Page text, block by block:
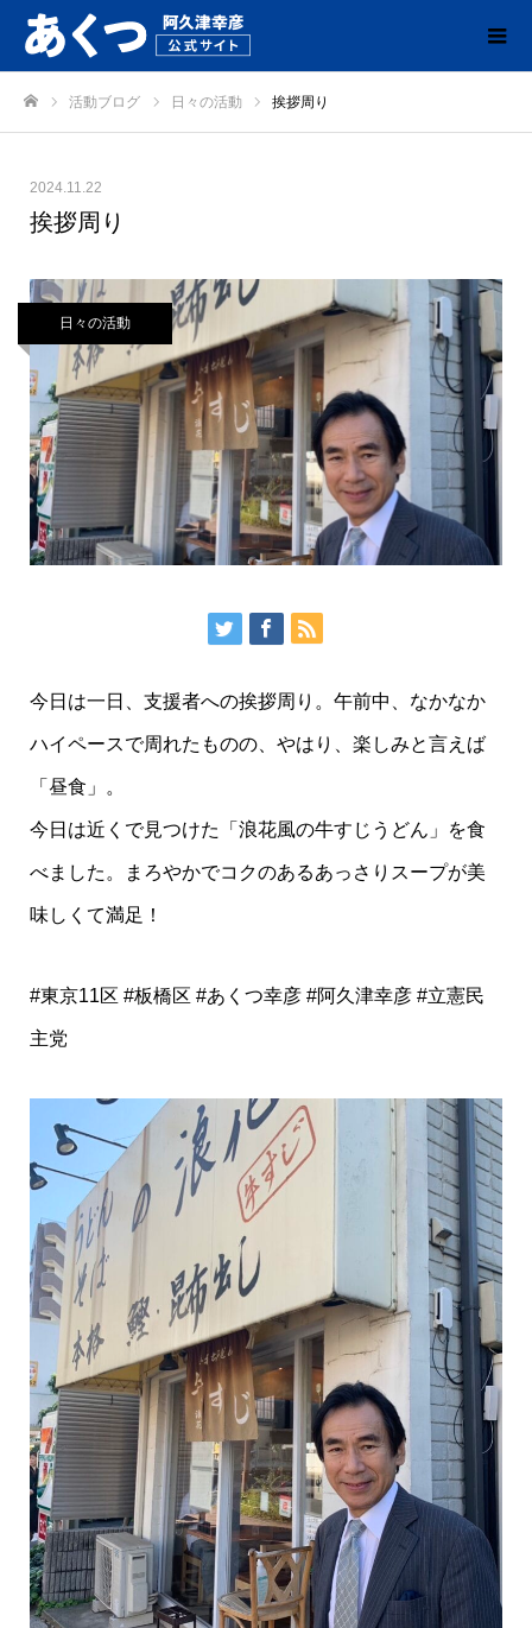
活動ブログ 日々の活動 挨拶周り
2024.11.22
挨拶周り
日々の活動
今日は一日、支援者への挨拶周り。午前中、なかなか
ハイペースで周れたものの、やはり、楽しみと言えば
「昼食」。
今日は近くで見つけた「浪花風の牛すじうどん」を食
べました。まろやかでコクのあるあっさりスープが美
味しくて満足！
#東京11区 #板橋区 #あくつ幸彦 #阿久津幸彦 #立憲民
主党